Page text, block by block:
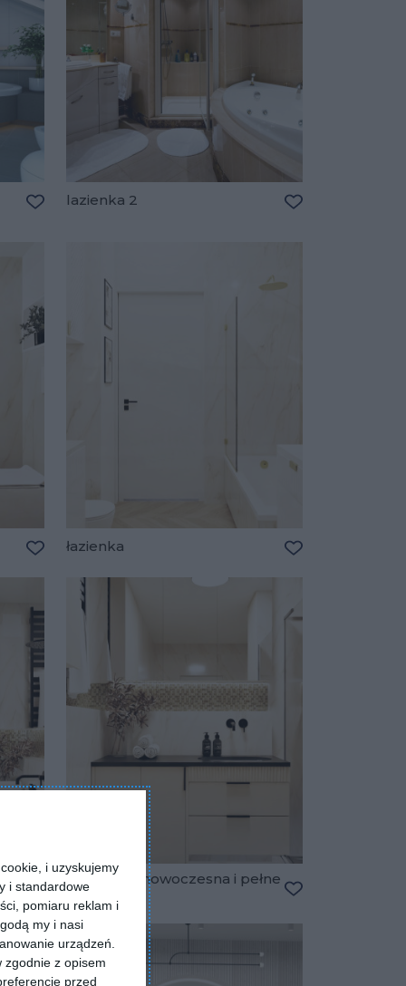
i uzyskujemy
i standardowe
pomiaru reklam i
my i nasi
urządzeń.
zgodnie z opisem
przed
lazienka 2
łazienka
Dodaj do ulubionych
Łazienka - nowoczesna i pełne
klasy